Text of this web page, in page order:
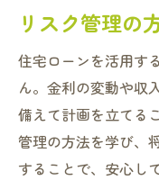
リスク管理の
住宅ローンを活用す
ん。金利の変動や収
備えて計画を立てる
管理の方法を学び、
することで、安心し